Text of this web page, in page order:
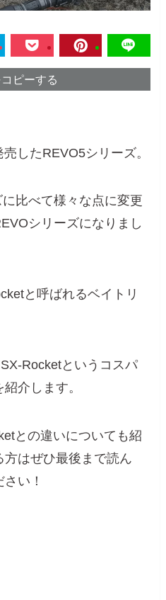
ピーする
したREVO5シリーズ。
比べて様々な点に変更
シリーズになりまし
と呼ばれるベイトリ
Rocketというコスパ
介します。
との違いについても紹
はぜひ最後まで読ん
い！